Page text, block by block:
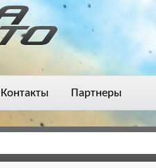
Контакты Партнеры